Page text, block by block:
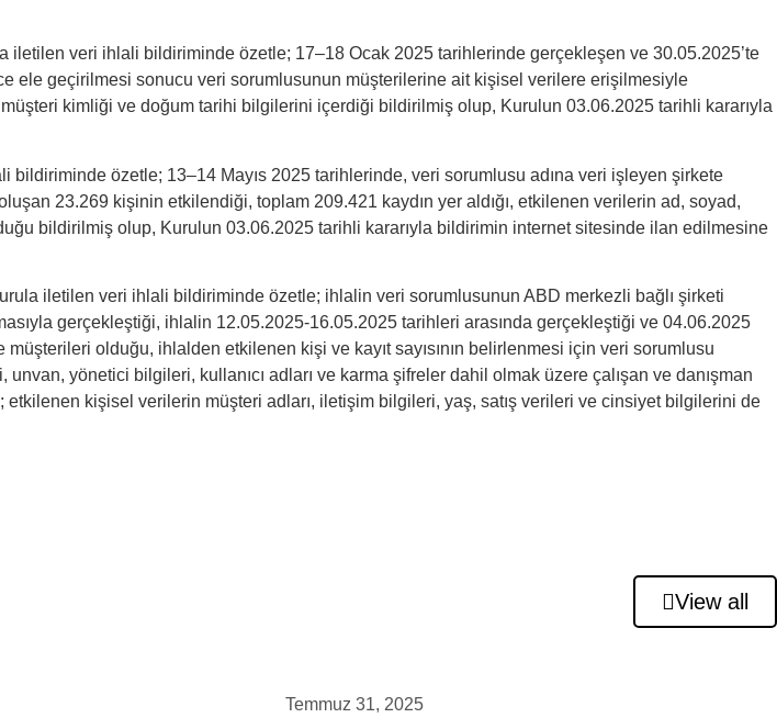
iletilen veri ihlali bildiriminde özetle; 17–18 Ocak 2025 tarihlerinde gerçekleşen ve 30.05.2025’te
ele geçirilmesi sonucu veri sorumlusunun müşterilerine ait kişisel verilere erişilmesiyle
kimliği ve doğum tarihi bilgilerini içerdiği bildirilmiş olup, Kurulun 03.06.2025 tarihli kararıyla
özetle; 13–14 Mayıs 2025 tarihlerinde, veri sorumlusu adına veri işleyen şirkete
23.269 kişinin etkilendiği, toplam 209.421 kaydın yer aldığı, etkilenen verilerin ad, soyad,
bildirilmiş olup, Kurulun 03.06.2025 tarihli kararıyla bildirimin internet sitesinde ilan edilmesine
iletilen veri ihlali bildiriminde özetle; ihlalin veri sorumlusunun ABD merkezli bağlı şirketi
gerçekleştiği, ihlalin 12.05.2025-16.05.2025 tarihleri arasında gerçekleştiği ve 04.06.2025
olduğu, ihlalden etkilenen kişi ve kayıt sayısının belirlenmesi için veri sorumlusu
yönetici bilgileri, kullanıcı adları ve karma şifreler dahil olmak üzere çalışan ve danışman
kişisel verilerin müşteri adları, iletişim bilgileri, yaş, satış verileri ve cinsiyet bilgilerini de
View all
Temmuz 31, 2025